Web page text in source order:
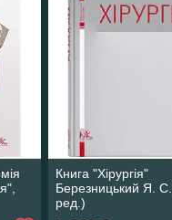
Книга "Хірургія"
Березницький Я.
ред.)